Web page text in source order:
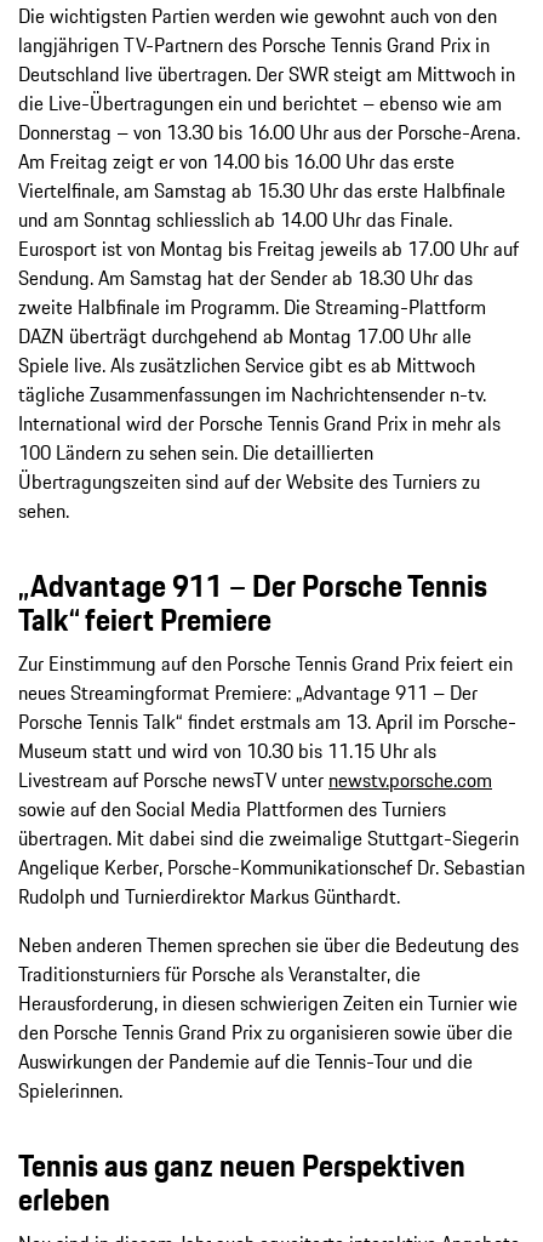
Die wichtigsten Partien werden wie gewohnt auch von den
langjährigen TV-Partnern des Porsche Tennis Grand Prix in
Deutschland live übertragen. Der SWR steigt am Mittwoch in
die Live-Übertragungen ein und berichtet – ebenso wie am
Donnerstag – von 13.30 bis 16.00 Uhr aus der Porsche-Arena.
Am Freitag zeigt er von 14.00 bis 16.00 Uhr das erste
Viertelfinale, am Samstag ab 15.30 Uhr das erste Halbfinale
und am Sonntag schliesslich ab 14.00 Uhr das Finale.
Eurosport ist von Montag bis Freitag jeweils ab 17.00 Uhr auf
Sendung. Am Samstag hat der Sender ab 18.30 Uhr das
zweite Halbfinale im Programm. Die Streaming-Plattform
DAZN überträgt durchgehend ab Montag 17.00 Uhr alle
Spiele live. Als zusätzlichen Service gibt es ab Mittwoch
tägliche Zusammenfassungen im Nachrichtensender n-tv.
International wird der Porsche Tennis Grand Prix in mehr als
100 Ländern zu sehen sein. Die detaillierten
Übertragungszeiten sind auf der Website des Turniers zu
sehen.
„Advantage 911 – Der Porsche Tennis
Talk“ feiert Premiere
Zur Einstimmung auf den Porsche Tennis Grand Prix feiert ein
neues Streamingformat Premiere: „Advantage 911 – Der
Porsche Tennis Talk“ findet erstmals am 13. April im Porsche-
Museum statt und wird von 10.30 bis 11.15 Uhr als
Livestream auf Porsche newsTV unter newstv.porsche.com
sowie auf den Social Media Plattformen des Turniers
übertragen. Mit dabei sind die zweimalige Stuttgart-Siegerin
Angelique Kerber, Porsche-Kommunikationschef Dr. Sebastian
Rudolph und Turnierdirektor Markus Günthardt.
Neben anderen Themen sprechen sie über die Bedeutung des
Traditionsturniers für Porsche als Veranstalter, die
Herausforderung, in diesen schwierigen Zeiten ein Turnier wie
den Porsche Tennis Grand Prix zu organisieren sowie über die
Auswirkungen der Pandemie auf die Tennis-Tour und die
Spielerinnen.
Tennis aus ganz neuen Perspektiven
erleben